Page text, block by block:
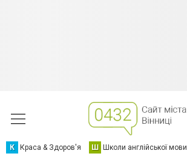
К Краса & Здоров'я Ш Школи англійської мови